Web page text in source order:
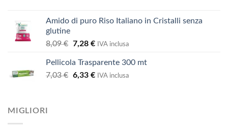
era:
è:
Amido di puro Riso Italiano in Cristalli senza
glutine
8,09€ Il
originale
era:
7,28 €Il
attuale
è:
IVA inclusa
Pellicola Trasparente 300 mt
7,03€ Il
6,33 €IlIVA inclusa
MIGLIORI